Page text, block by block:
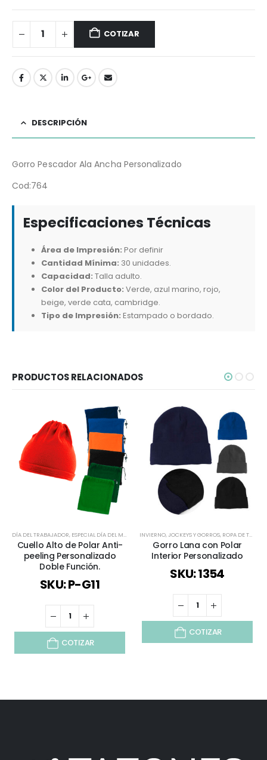
COTIZAR
DESCRIPCIÓN
Gorro Pescador Ala Ancha Personalizado
Cod:764
Especificaciones Técnicas
Área de Impresión: Por definir
Cantidad Mínima: 30 unidades.
Capacidad: Talla adulto.
Color del Producto: Verde, azul marino, rojo,
beige, verde cata, cambridge.
Tipo de Impresión: Estampado o bordado.
PRODUCTOS RELACIONADOS
DÍA DEL TRABAJADOR, ESPECIAL DÍA DEL MINERO ,INVIERNO,JOCKEYS Y GORROS ,ROPA DE
Cuello Alto de Polar Anti-
peeling Personalizado
Doble Función.
SKU: P-G11
COTIZAR
INVIERNO,JOCKEYS Y GORROS, ROPA DE TRABAJO Y PUBLICITARIO
Gorro Lana con Polar
Interior Personalizado
SKU: 1354
COTIZAR